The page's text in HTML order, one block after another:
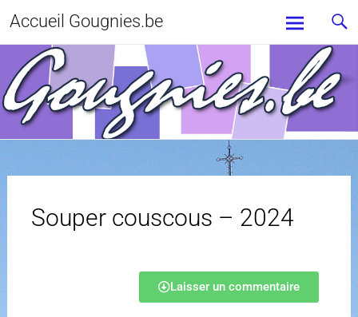
Accueil Gougnies.be
Souper couscous – 2024
Laisser un commentaire